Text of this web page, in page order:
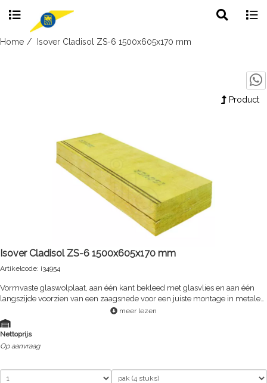
Skip
Home Isover Cladisol ZS-6 1500x605x170 mm
Product
Isover Cladisol ZS-6 1500x605x170 mm
Artikelcode: i34954
Vormvaste glaswolplaat, aan één kant bekleed met glasvlies en aan één
langszijde voorzien van een zaagsnede voor een juiste montage in metalen
binnendozen zodat een hoge isolatiewaarde bereikt kan worden
meer lezen
Nettoprijs
Op aanvraag